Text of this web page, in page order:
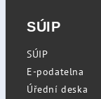
SÚIP
SÚIP
E-podatelna
Úřední deska